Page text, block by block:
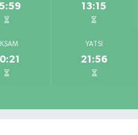
13:15
YATSI
21:56